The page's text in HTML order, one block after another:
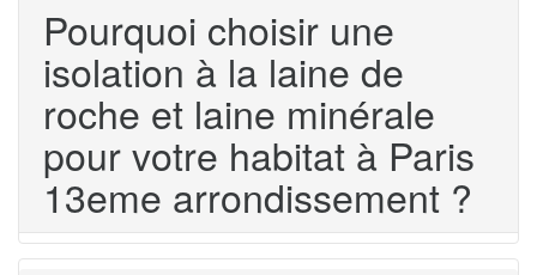
Pourquoi choisir une
isolation à la laine de
roche et laine minérale
pour votre habitat à Paris
13eme arrondissement ?